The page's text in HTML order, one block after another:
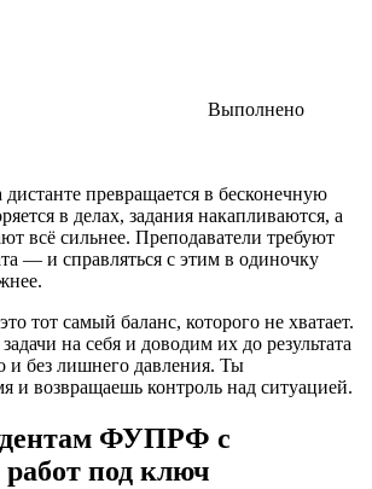
Выполнено
превращается в бесконечную
в делах, задания накапливаются, а
всё сильнее. Преподаватели требуют
— и справляться с этим в одиночку
тот самый баланс, которого не хватает.
на себя и доводим их до результата
и без лишнего давления. Ты
и возвращаешь контроль над ситуацией.
ФУПРФ с
под ключ